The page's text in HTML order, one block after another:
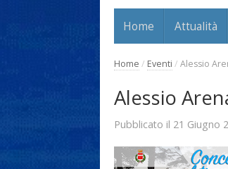
Home Attualità
Home / Eventi / Alessio
Alessio
Pubblicato il 21 Giugno